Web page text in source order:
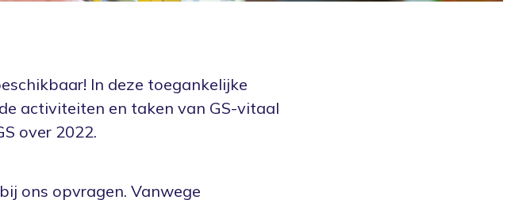
In deze toegankelijke
activiteiten en taken van GS-vitaal
over 2022.
ons opvragen. Vanwege